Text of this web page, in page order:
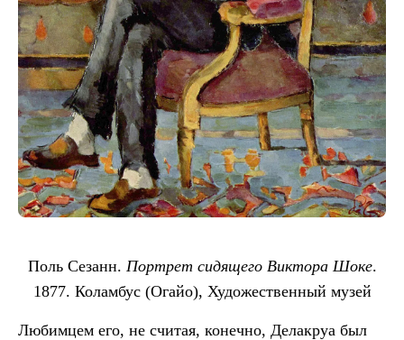
Поль Сезанн. Портрет сидящего Виктора Шоке.
1877. Коламбус (Огайо), Художественный музей
Любимцем его, не считая, конечно, Делакруа был